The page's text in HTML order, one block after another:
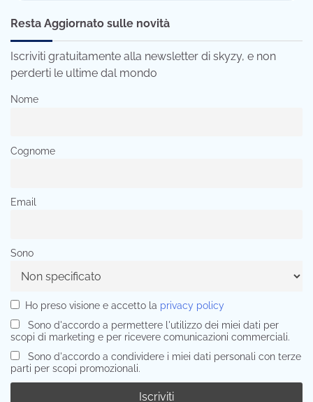
Resta Aggiornato sulle novità
Iscriviti gratuitamente alla newsletter di skyzy, e non
perderti le ultime dal mondo
Nome
Cognome
Email
Sono
Ho preso visione e accetto la privacy policy
Sono d'accordo a permettere l'utilizzo dei miei dati per
scopi di marketing e per ricevere comunicazioni commerciali.
Sono d'accordo a condividere i miei dati personali con terze
parti per scopi promozionali.